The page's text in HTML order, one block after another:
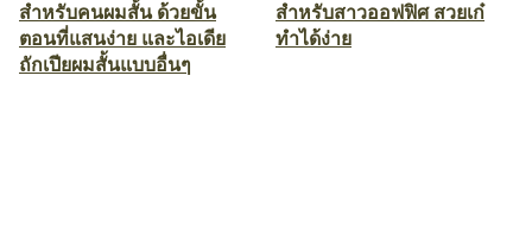
สำหรับคนผมสั้น ด้วยขั้น
ตอนที่แสนง่าย และไอเดีย
ถักเปียผมสั้นแบบอื่นๆ
สำหรับสาวออฟฟิศ สวยเก๋
ทำได้ง่าย